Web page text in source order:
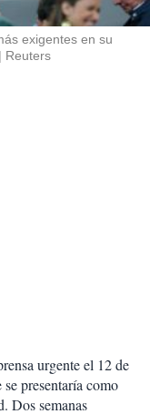
exigentes en su
Reuters
urgente el 12 de
presentaría como
Dos semanas